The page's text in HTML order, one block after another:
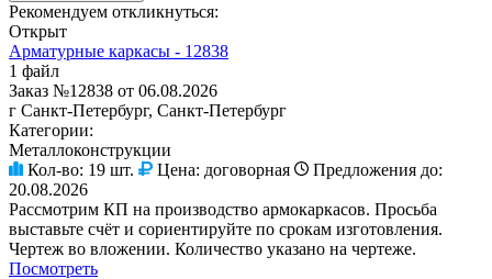
Рекомендуем откликнуться:
Открыт
Арматурные каркасы - 12838
1 файл
Заказ №12838 от 06.08.2026
г Санкт-Петербург, Санкт-Петербург
Категории:
Металлоконструкции
Кол-во: 19 шт. Цена: договорная
Предложения до:
20.08.2026
Рассмотрим КП на производство армокаркасов. Просьба
выставьте счёт и сориентируйте по срокам изготовления.
Чертеж во вложении. Количество указано на чертеже.
Посмотреть